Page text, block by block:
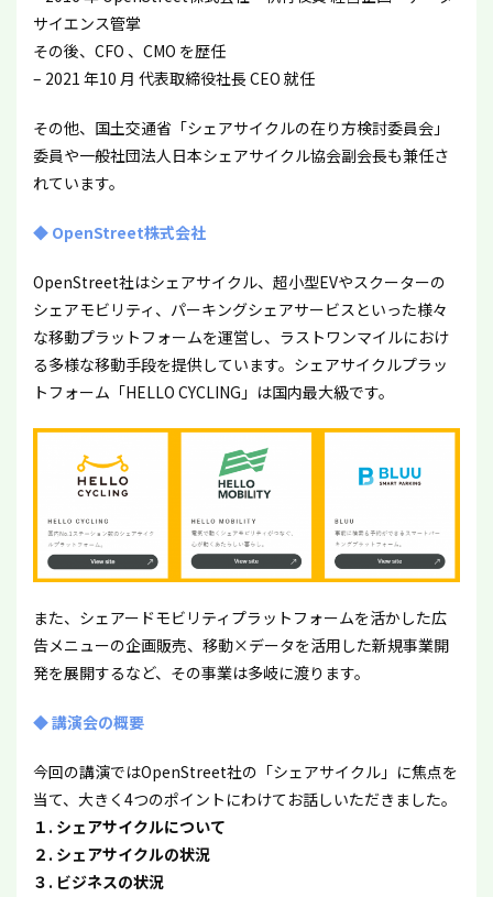
サイエンス管掌
その後、CFO 、CMO を歴任
– 2021 年10 月 代表取締役社長 CEO 就任
その他、国土交通省「シェアサイクルの在り方検討委員会」
委員や一般社団法人日本シェアサイクル協会副会長も兼任さ
れています。
◆ OpenStreet株式会社
OpenStreet社はシェアサイクル、超小型EVやスクーターの
シェアモビリティ、パーキングシェアサービスといった様々
な移動プラットフォームを運営し、ラストワンマイルにおけ
る多様な移動手段を提供しています。シェアサイクルプラッ
トフォーム「HELLO CYCLING」は国内最大級です。
また、シェアードモビリティプラットフォームを活かした広
告メニューの企画販売、移動×データを活用した新規事業開
発を展開するなど、その事業は多岐に渡ります。
◆ 講演会の概要
今回の講演ではOpenStreet社の「シェアサイクル」に焦点を
当て、大きく4つのポイントにわけてお話しいただきました。
１. シェアサイクルについて
２. シェアサイクルの状況
３. ビジネスの状況